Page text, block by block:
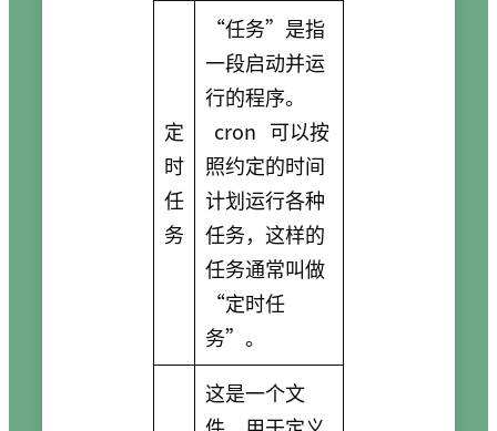
定
时
任
务
“任务”是指
一段启动并运
行的程序。
cron 可以按
照约定的时间
计划运行各种
任务，这样的
任务通常叫做
“定时任
务”。
这是一个文